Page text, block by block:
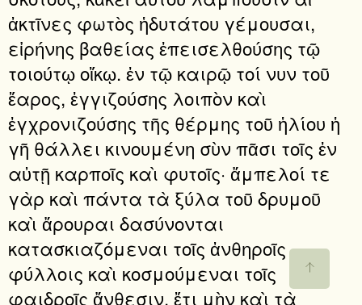
ἀκτῖνες φωτὸς ἡδυτάτου γέμουσαι,
εἰρήνης βαθείας ἐπεισελθούσης τῷ
τοιούτῳ οἴκῳ. ἐν τῷ καιρῷ τοί νυν τοῦ
ἔαρος, ἐγγιζούσης λοιπὸν καὶ
ἐγχρονιζούσης τῆς θέρμης τοῦ ἡλίου ἡ
γῆ θάλλει κινουμένη σὺν πᾶσι τοῖς ἐν
αὐτῇ καρποῖς καὶ φυτοῖς· ἄμπελοί τε
γὰρ καὶ πάντα τὰ ξύλα τοῦ δρυμοῦ
καὶ ἄρουραι δασύνονται
κατασκιαζόμεναι τοῖς ἀνθηροῖς
φύλλοις καὶ κοσμούμεναι τοῖς
φαιδροῖς ἄνθεσιν. ἔτι μὴν καὶ τὰ